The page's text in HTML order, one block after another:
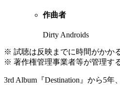
作曲者
Dirty Androids
※ 試聴は反映までに時間がかか
※ 著作権管理事業者等が管理す
3rd Album『Destination』から5年、